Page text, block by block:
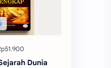
Dunia